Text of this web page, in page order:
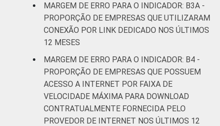
Atividades
imobiliárias;
Atividades
científicas e
técnicas;
Atividades
administrativas
e serviços
complentares
1,6
MARGEM DE ERRO PARA O INDICADOR: B3A -
PROPORÇÃO DE EMPRESAS QUE UTILIZARAM
CONEXÃO POR LINK DEDICADO NOS ÚLTIMOS
12 MESES
MARGEM DE ERRO PARA O INDICADOR: B4 -
PROPORÇÃO DE EMPRESAS QUE POSSUEM
ACESSO A INTERNET POR FAIXA DE
VELOCIDADE MÁXIMA PARA DOWNLOAD
CONTRATUALMENTE FORNECIDA PELO
PROVEDOR DE INTERNET NOS ÚLTIMOS 12